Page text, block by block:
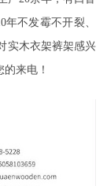
年不发霉不开裂、
实木衣架裤架感兴
的来电！